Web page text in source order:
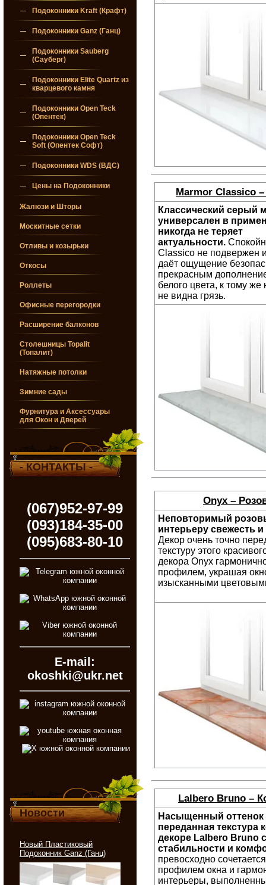
Подоконники Kraft (Крафт)
Подоконники Ganz (Ганц)
Подоконники Sauberg
(Сауберг)
Подоконники Elite Quartz из
кварцевого камня
Подоконники Open Teck
(Опентек)
Подоконники Open Teck
Soft (Опентек Софт)
Подоконники WDS (ВДС)
Цены на Подоконники
Жалюзи и Шторы
Москитные сетки
Отливы и козырьки
Откосы
Роллеты
Офисные перегородки
Расширение балконов
Столешницы Topalit
(Топалит)
Натяжные потолки
Зимние сады
Фурнитура и Аксессуары
для Окон и Дверей
- КОНТАКТЫ -
(067)952-97-99
(093)184-35-00
(095)683-80-10
E-mail:
okoshki@ukr.net
Новости
Новый Пластиковый
Подоконник Ganz (Ганц)
Marmor Classico
Классический серый
универсален в
никогда не теряет
актуальности.
Classico не подвержен
даёт ощущение
прекрасным
белого цвета, к тому же
не видна грязь.
Onyx –
Неповторимый
интерьеру свежесть
Декор очень точно
текстуру этого
декора Onyx
профилем, украшая
изысканными
Lalbero Bruno –
Насыщенный оттенок
переданная текстура
декоре Lalbero Bruno
стабильности и
превосходно
профилем окна и
интерьеры,